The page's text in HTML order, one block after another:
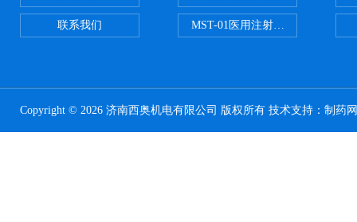
联系我们 MST-01医用注射器测试仪
Copyright © 2026 济南西奥机电有限公司 版权所有 技术支持： 制药网